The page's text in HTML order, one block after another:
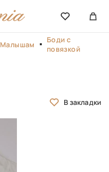
Малышам
Боди с
повязкой